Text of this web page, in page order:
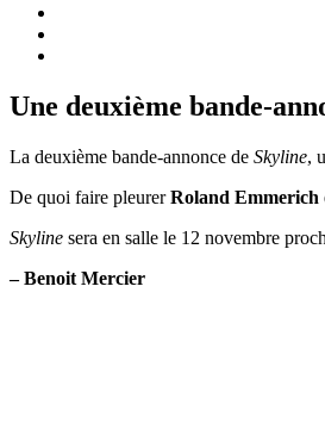
Une deuxième bande-
La deuxième bande-annonce de Skyline,
De quoi faire pleurerRoland Emmerich
Skyline sera en salle le 12 novembre
– Benoit Mercier